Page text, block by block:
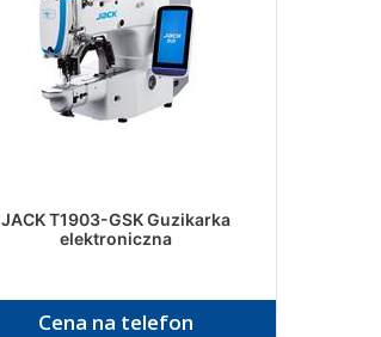
JACK T1903-GSK Guzikarka
elektroniczna
Cena na telefon